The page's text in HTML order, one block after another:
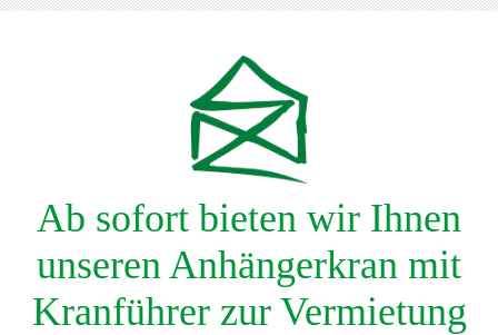
Ab sofort bieten wir Ihnen
unseren Anhängerkran mit
Kranführer zur Vermietung